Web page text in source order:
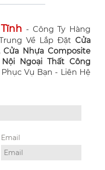
- Công Ty Hàng
Về Lắp Đặt Cửa
Cửa Nhựa Composite
Ngoại Thất Công
Vụ Bạn - Liên Hệ
Email